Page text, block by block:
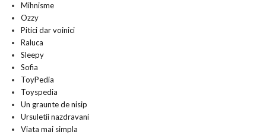
Mihnisme
Ozzy
Pitici dar voinici
Raluca
Sleepy
Sofia
ToyPedia
Toyspedia
Un graunte de nisip
Ursuletii nazdravani
Viata mai simpla